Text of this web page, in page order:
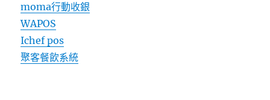
moma行動收銀
WAPOS
Ichef pos
聚客餐飲系統